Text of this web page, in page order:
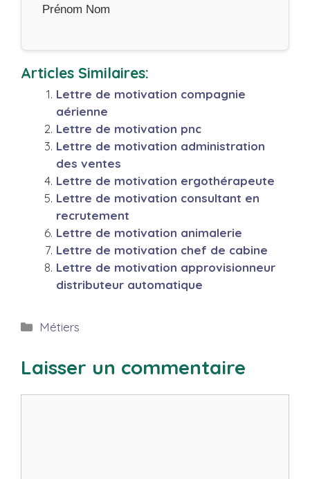
Prénom Nom
Articles Similaires:
Lettre de motivation compagnie
aérienne
Lettre de motivation pnc
Lettre de motivation administration
des ventes
Lettre de motivation ergothérapeute
Lettre de motivation consultant en
recrutement
Lettre de motivation animalerie
Lettre de motivation chef de cabine
Lettre de motivation approvisionneur
distributeur automatique
Catégories
Métiers
Laisser un commentaire